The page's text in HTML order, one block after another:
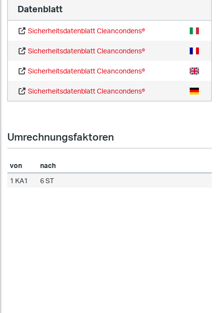
Datenblatt
Sicherheitsdatenblatt Cleancondens®
Sicherheitsdatenblatt Cleancondens®
Sicherheitsdatenblatt Cleancondens®
Sicherheitsdatenblatt Cleancondens®
Umrechnungsfaktoren
von
nach
1 KA1
6 ST